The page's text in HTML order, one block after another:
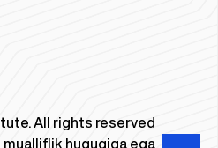
All rights reserved
mualliflik huquqiga ega